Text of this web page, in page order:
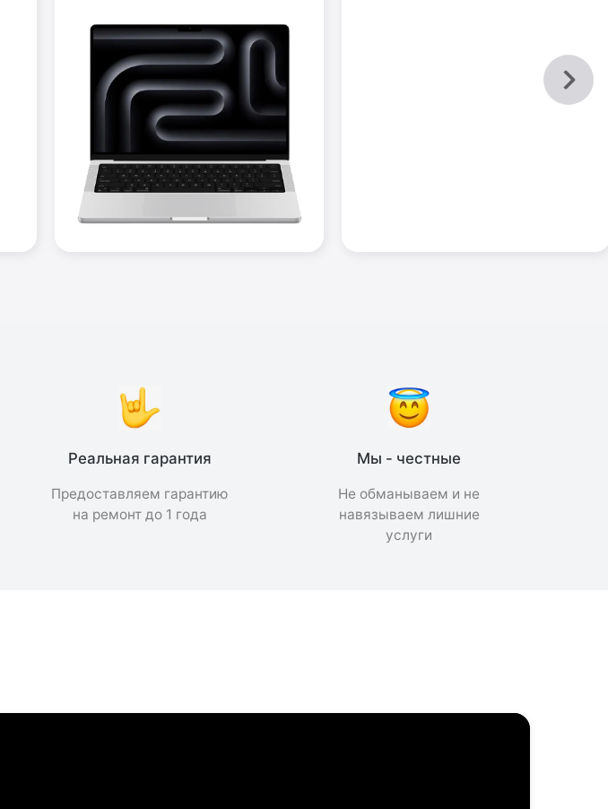
Реальная гарантия
Предоставляем гарантию
на ремонт до 1 года
Мы - честные
Не обманываем и не
навязываем лишние
услуги